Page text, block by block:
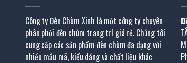
Công ty Đèn Chùm Xinh là một công ty chuyên
phân phối đèn chùm trang trí giá rẻ. Chúng tôi
cung cấp các sản phẩm đèn chùm đa dạng với
nhiều mẫu mã, kiểu dáng và chất liệu khác